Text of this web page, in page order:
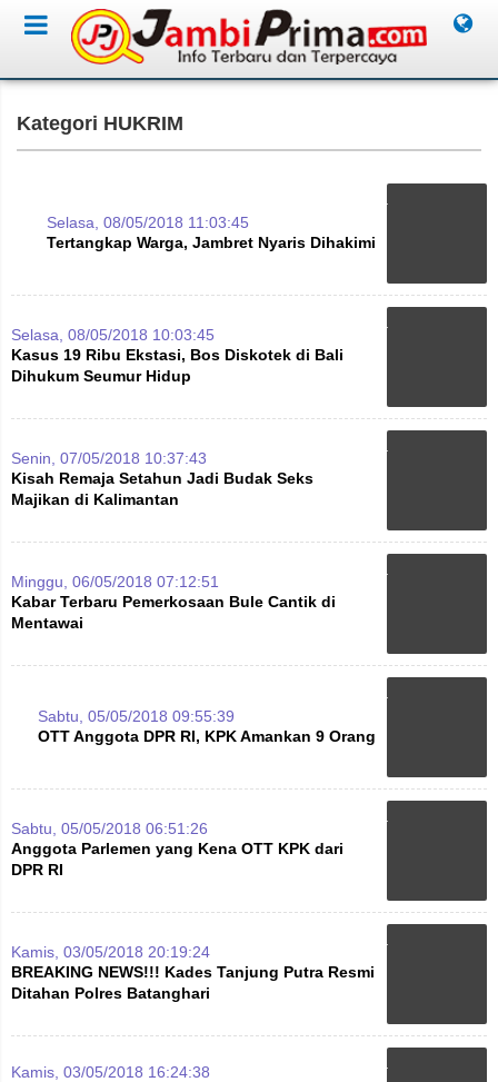
Kategori HUKRIM
Selasa, 08/05/2018 11:03:45
Tertangkap Warga, Jambret Nyaris Dihakimi
Selasa, 08/05/2018 10:03:45
Kasus 19 Ribu Ekstasi, Bos Diskotek di Bali
Dihukum Seumur Hidup
Senin, 07/05/2018 10:37:43
Kisah Remaja Setahun Jadi Budak Seks
Majikan di Kalimantan
Minggu, 06/05/2018 07:12:51
Kabar Terbaru Pemerkosaan Bule Cantik di
Mentawai
Sabtu, 05/05/2018 09:55:39
OTT Anggota DPR RI, KPK Amankan 9 Orang
Sabtu, 05/05/2018 06:51:26
Anggota Parlemen yang Kena OTT KPK dari
DPR RI
Kamis, 03/05/2018 20:19:24
BREAKING NEWS!!! Kades Tanjung Putra Resmi
Ditahan Polres Batanghari
Kamis, 03/05/2018 16:24:38